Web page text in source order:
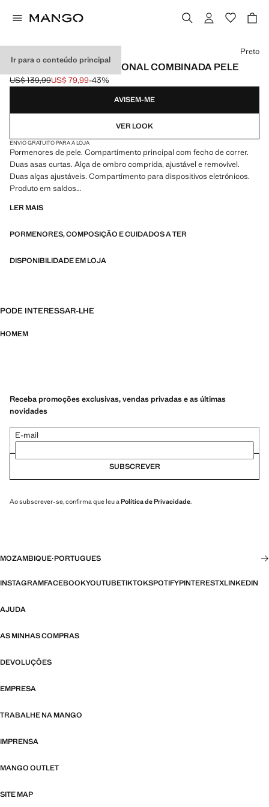
Ir para o conteúdo principal
CARTEIRA MULTIFUNCIONAL COMBINADA PELE
Preço inicial riscado [US$ 139,99 ]
US$ 139,99
Preço atual [US$ 79,99 ]
US$ 79,99-43%
Selecione uma cor
Preto
AVISEM-ME
VER LOOK
ENVIO GRATUITO PARA A LOJA
Pormenores de pele. Compartimento principal com fecho de correr.
Duas asas curtas. Alça de ombro comprida, ajustável e removível.
Duas alças ajustáveis. Compartimento para dispositivos eletrónicos.
Produto em saldos
32.0x42.0x12.0 cm (Comprimento x Altura x Largura)
LER MAIS
PORMENORES, COMPOSIÇÃO E CUIDADOS A TER
DISPONIBILIDADE EM LOJA
PODE INTERESSAR-LHE
HOMEM
Receba promoções exclusivas, vendas privadas e as últimas
novidades
E-mail
SUBSCREVER
Ao subscrever-se, confirma que leu a Política de Privacidade.
MOZAMBIQUE·PORTUGUES
INSTAGRAMFACEBOOKYOUTUBETIKTOKSPOTIFYPINTERESTXLINKEDIN
AJUDA
AS MINHAS COMPRAS
DEVOLUÇÕES
EMPRESA
TRABALHE NA MANGO
IMPRENSA
MANGO OUTLET
SITE MAP